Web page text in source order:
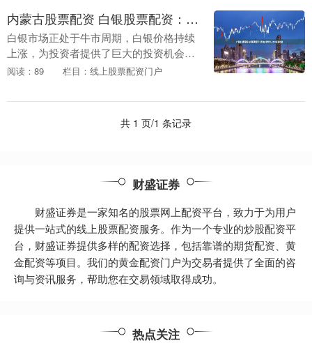
内蒙古股票配资 白银股票配资：撬动白银牛市，放大投资收益
白银市场正处于牛市周期，白银价格持续
上涨，为投资者提供了巨大的投资机会。
白银股票配资是一种杠杆投资工具，可以
在白银牛市中获得....
阅读：89 栏目：线上股票配资门户
共 1 页/1 条记录
财盛证券
财盛证券是一家知名的股票网上配资平台，致力于为用户
提供一站式的线上股票配资服务。作为一个专业的炒股配资平
台，财盛证券提供多样的配资选择，包括靠谱的期货配资、黄
金配资等项目。我们的黄金配资门户为交易者提供了全面的咨
询与资讯服务，帮助您在交易领域取得成功。
热点关注